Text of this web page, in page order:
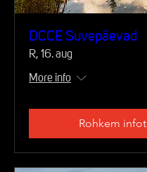
DCCE Suvepäevad
R, 16. aug
More info
Rohkem infot